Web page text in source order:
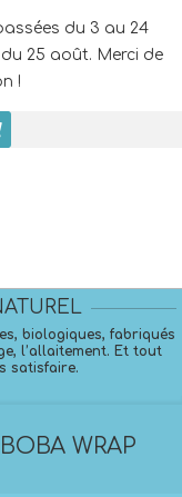
du 3 au 24
25 août. Merci de
!
biologiques, fabriqués
l’allaitement. Et tout
satisfaire.
WRAP